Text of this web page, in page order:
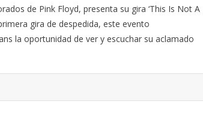
de Pink Floyd, presenta su gira ‘This Is Not A
gira de despedida, este evento
la oportunidad de ver y escuchar su aclamado